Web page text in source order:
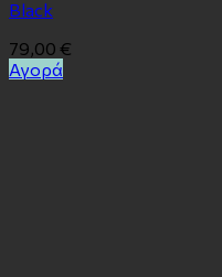
Black
79,00 €
Αγορά